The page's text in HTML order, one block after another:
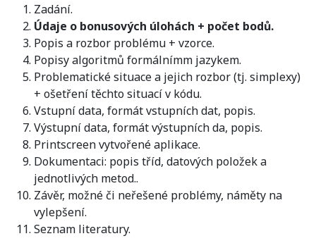
Zadání.
Údaje o bonusových úlohách + počet bodů.
Popis a rozbor problému + vzorce.
Popisy algoritmů formálnímm jazykem.
Problematické situace a jejich rozbor (tj. simplexy)
+ ošetření těchto situací v kódu.
Vstupní data, formát vstupních dat, popis.
Výstupní data, formát výstupních da, popis.
Printscreen vytvořené aplikace.
Dokumentaci: popis tříd, datových položek a
jednotlivých metod..
Závěr, možné či neřešené problémy, náměty na
vylepšení.
Seznam literatury.